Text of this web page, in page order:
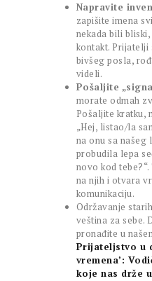
Napravite
zapišite imena
nekada bili
kontakt. Prijatelji
bivšeg posla,
videli.
Pošaljite
morate odmah
Pošaljite kratku,
„Hej, listao/la
na onu sa našeg
probudila lepa
novo kod
na njih i otvara
komunikaciju.
Održavanje
veština za sebe.
pronađite u
Prijateljstvo u
vremena’:
koje nas drže